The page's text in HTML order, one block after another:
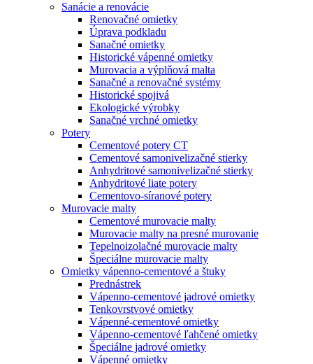
Sanácie a renovácie
Renovačné omietky
Úprava podkladu
Sanačné omietky
Historické vápenné omietky
Murovacia a výplňová malta
Sanačné a renovačné systémy
Historické spojivá
Ekologické výrobky
Sanačné vrchné omietky
Potery
Cementové potery CT
Cementové samonivelizačné stierky
Anhydritové samonivelizačné stierky
Anhydritové liate potery
Cementovo-síranové potery
Murovacie malty
Cementové murovacie malty
Murovacie malty na presné murovanie
Tepelnoizolačné murovacie malty
Špeciálne murovacie malty
Omietky vápenno-cementové a štuky
Prednástrek
Vápenno-cementové jadrové omietky
Tenkovrstvové omietky
Vápenné-cementové omietky
Vápenno-cementové ľahčené omietky
Špeciálne jadrové omietky
Vápenné omietky